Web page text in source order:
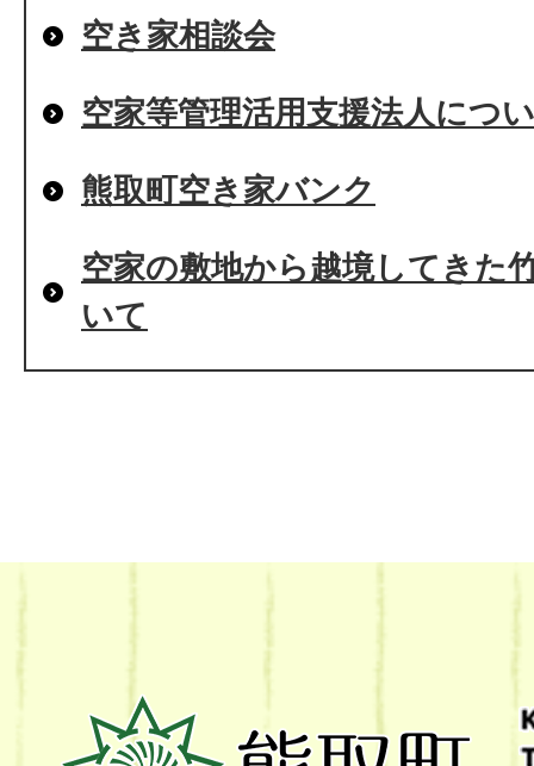
空き家相談会
空家等管理活用支援法人につ
熊取町空き家バンク
空家の敷地から越境してきた
いて
熊
取